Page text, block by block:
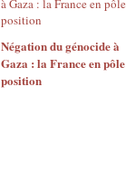
Négation du génocide à
Gaza : la France en pôle
position